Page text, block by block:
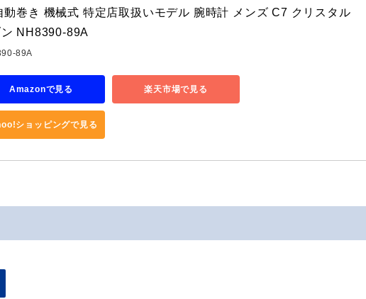
動巻き 機械式 特定店取扱いモデル 腕時計 メンズ C7 クリスタル
NH8390-89A
89A
Amazonで見る 楽天市場で見る
ショッピングで見る